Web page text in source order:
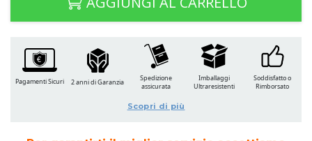
Pagamenti Sicuri 2 anni di Garanzia
Spedizione
assicurata
Imballaggi
Ultraresistenti
Soddisfatto o
Rimborsato
Scopri di più